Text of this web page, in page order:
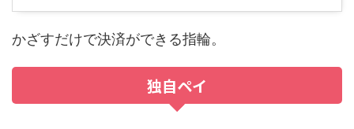
かざすだけで決済ができる指輪。
独自ペイ